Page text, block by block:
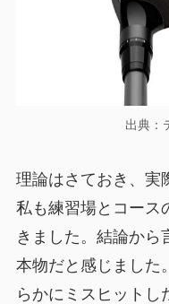
出典：
理論はさておき、実
私も練習場とコース
きました。結論から
本物だと感じました
らかにミスヒットし